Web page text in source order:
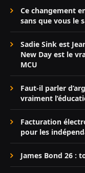
Ce changement
sans que vous le
Sadie Sink est
New Day est le
MCU
Faut-il parler
vraiment
Facturation
pour les
James Bond 26 :